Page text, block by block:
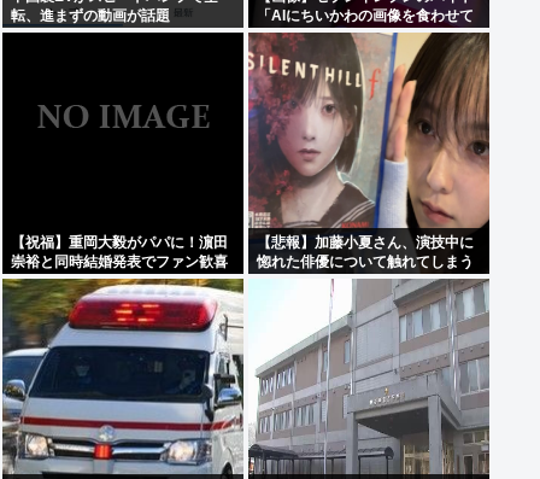
転、進まずの動画が話題
「AIにちいかわの画像を食わせて
っと…できた！」⇒！
【祝福】重岡大毅がパパに！濵田
崇裕と同時結婚発表でファン歓喜
【悲報】加藤小夏さん、演技中に
惚れた俳優について触れてしまう